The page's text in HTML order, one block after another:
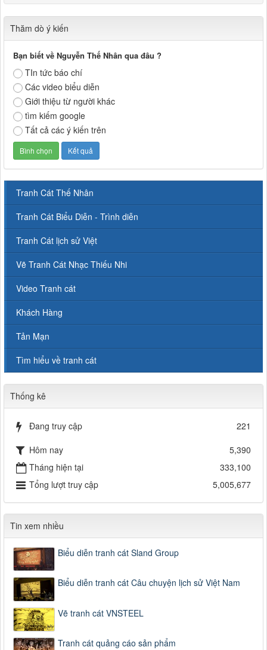
Thăm dò ý kiến
Bạn biết về Nguyễn Thế Nhân qua đâu ?
TIn tức báo chí
Các video biểu diễn
Giới thiệu từ người khác
tìm kiếm google
Tất cả các ý kiến trên
Tranh Cát Thế Nhân
Tranh Cát Biểu Diễn - Trình diễn
Tranh Cát lịch sử Việt
Vẽ Tranh Cát Nhạc Thiếu Nhi
Video Tranh cát
Khách Hàng
Tản Mạn
Tìm hiểu về tranh cát
Thống kê
Đang truy cập
221
Hôm nay
5,390
Tháng hiện tại
333,100
Tổng lượt truy cập
5,005,677
Tin xem nhiều
Biểu diễn tranh cát Sland Group
Biểu diễn tranh cát Câu chuyện lịch sử Việt Nam
Vẽ tranh cát VNSTEEL
Tranh cát quảng cáo sản phẩm